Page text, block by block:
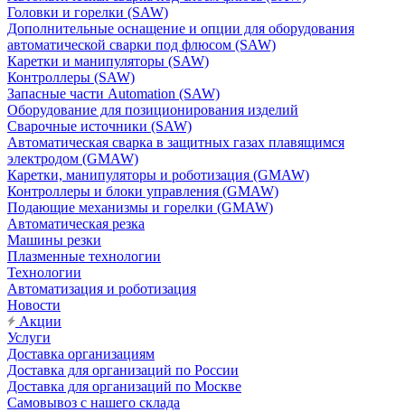
Головки и горелки (SAW)
Дополнительные оснащение и опции для оборудования
автоматической сварки под флюсом (SAW)
Каретки и манипуляторы (SAW)
Контроллеры (SAW)
Запасные части Automation (SAW)
Оборудование для позиционирования изделий
Сварочные источники (SAW)
Автоматическая сварка в защитных газах плавящимся
электродом (GMAW)
Каретки, манипуляторы и роботизация (GMAW)
Контроллеры и блоки управления (GMAW)
Подающие механизмы и горелки (GMAW)
Автоматическая резка
Машины резки
Плазменные технологии
Технологии
Автоматизация и роботизация
Новости
Акции
Услуги
Доставка организациям
Доставка для организаций по России
Доставка для организаций по Москве
Самовывоз с нашего склада